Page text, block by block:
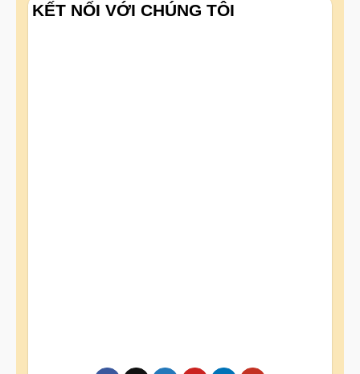
KẾT NỐI VỚI CHÚNG TÔI